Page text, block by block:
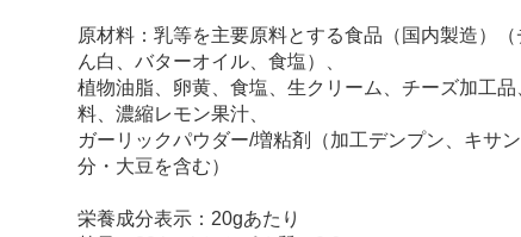
原材料：乳等を主要原料とする食品（国内製造）
ん白、バターオイル、食塩）、
植物油脂、卵黄、食塩、生クリーム、チーズ加工
料、濃縮レモン果汁、
ガーリックパウダー/増粘剤（加工デンプン、キサ
分・大豆を含む）
栄養成分表示：20gあたり